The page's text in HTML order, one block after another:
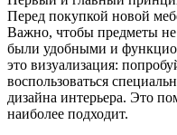
Перед покупкой новой
Важно, чтобы предметы
были удобными и
это визуализация:
воспользоваться
дизайна интерьера. Это
наиболее подходит.